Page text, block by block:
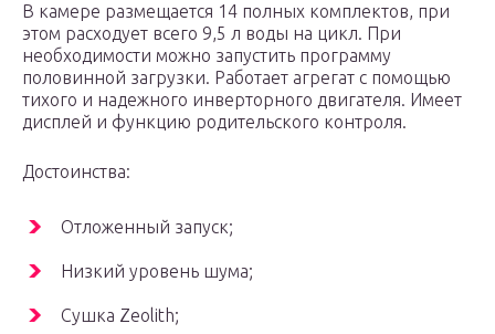
В камере размещается 14 полных комплектов, при
этом расходует всего 9,5 л воды на цикл. При
необходимости можно запустить программу
половинной загрузки. Работает агрегат с помощью
тихого и надежного инверторного двигателя. Имеет
дисплей и функцию родительского контроля.
Достоинства:
Отложенный запуск;
Низкий уровень шума;
Сушка Zeolith;